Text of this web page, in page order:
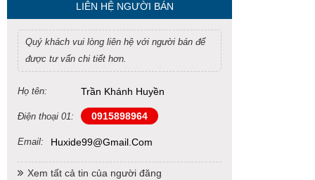
LIÊN HỆ NGƯỜI BÁN
Quý khách vui lòng liên hệ với người bán để
được tư vấn chi tiết hơn.
Họ tên: Trần Khánh Huyền
Điện thoại 01: 0915898964
Email: Huxide99@gmail.com
Xem tất cả tin của người đăng